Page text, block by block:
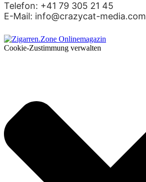
Telefon: +41 79 305 21 45
E-Mail: info@crazycat-media.com
Cookie-Zustimmung verwalten